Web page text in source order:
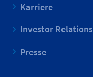
Karriere
Investor Relations
Presse